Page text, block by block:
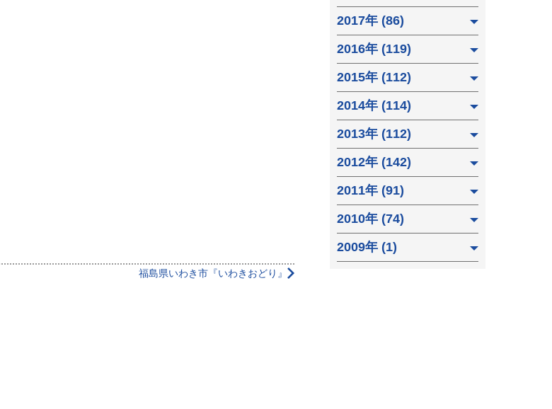
福島県いわき市『いわきおどり』
2017年 (86)
2016年 (119)
2015年 (112)
2014年 (114)
2013年 (112)
2012年 (142)
2011年 (91)
2010年 (74)
2009年 (1)